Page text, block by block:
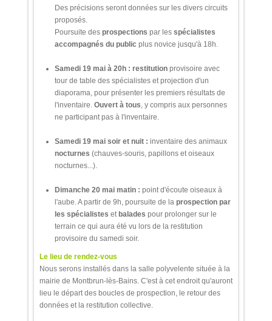
Des précisions seront données sur les divers circuits
proposés.
Poursuite des prospections par les spécialistes
accompagnés du public plus novice jusqu'à 18h.
Samedi 19 mai à 20h : restitutionprovisoire avec
tour de table des spécialistes et projection d'un
diaporama, pour présenter les premiers résultats de
l'inventaire. Ouvert à tous, y compris aux personnes
ne participant pas à l'inventaire.
Samedi 19 mai soir et nuit : inventaire des animaux
nocturnes (chauves-souris, papillons et oiseaux
nocturnes...).
Dimanche 20 mai matin : point d'écoute oiseaux à
l'aube. A partir de 9h, poursuite de la prospection par
les spécialistes etbalades pour prolonger sur le
terrain ce qui aura été vu lors de la restitution
provisoire du samedi soir.
Le lieu de rendez-vous
Nous serons installés dans la salle polyvelente située à la
mairie de Montbrun-lès-Bains. C'est à cet endroit qu'auront
lieu le départ des boucles de prospection, le retour des
données et la restitution collective.